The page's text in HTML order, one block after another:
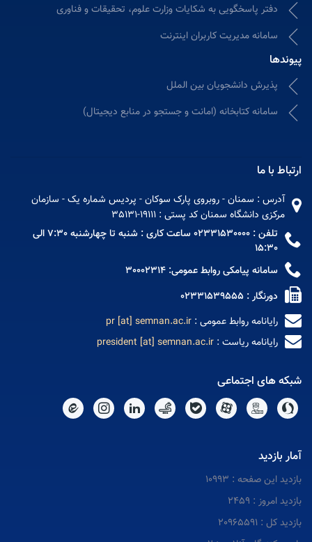
دفتر پاسخگویی به شکایات وزارت علوم، تحقیقات و فناوری
سامانه مدیریت کاربران اینترنت
پیوندها
پذیرش دانشجویان بین الملل
سامانه كتابخانه (امانت و جستجو در منابع دیجیتال)
ارتباط با ما
آدرس : سمنان - روبروی پارک سوکان - پردیس شماره یک - سازمان
مرکزی دانشگاه سمنان کد پستی : 19111-35131
تلفن : 02331530000 ساعت کاری : شنبه تا چهارشنبه 7:30 الی
15:30
سامانه پیامکی روابط عمومی: 30002314
دورنگار : 02331539555
رایانامه روابط عمومی : pr [at] semnan.ac.ir
رایانامه ریاست : president [at] semnan.ac.ir
شبکه های اجتماعی
آمار بازدید
بازدید این صفحه : 10993
بازدید امروز : 2459
بازدید کل : 20965591